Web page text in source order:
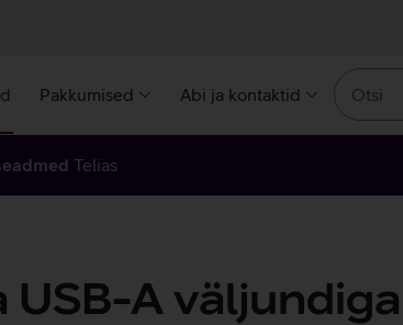
Pakkumised Abi ja kontaktid
Telias
USB-A väljundiga